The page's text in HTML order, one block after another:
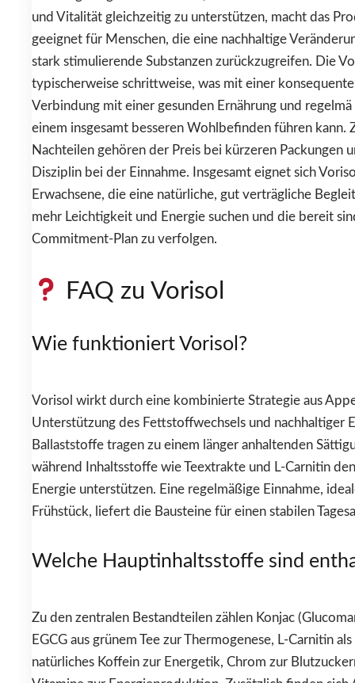
und Vitalität gleichzeitig zu unterstützen, macht das
geeignet für Menschen, die eine nachhaltige
stark stimulierende Substanzen zurückzugreifen. Die
typischerweise schrittweise, was mit einer
Verbindung mit einer gesunden Ernährung und
einem insgesamt besseren Wohlbefinden führen kann.
Nachteilen gehören der Preis bei kürzeren Packungen
Disziplin bei der Einnahme. Insgesamt eignet sich
Erwachsene, die eine natürliche, gut verträgliche
mehr Leichtigkeit und Energie suchen und die bereit
Commitment-Plan zu verfolgen.
FAQ zu Vorisol
Wie funktioniert Vorisol?
Vorisol wirkt durch eine kombinierte Strategie aus
Unterstützung des Fettstoffwechsels und nachhaltiger
Ballaststoffe tragen zu einem länger anhaltenden
während Inhaltsstoffe wie Teextrakte und L-Carnitin
Energie unterstützen. Eine regelmäßige Einnahme,
Frühstück, liefert die Bausteine für einen stabilen
Welche Hauptinhaltsstoffe sind
Zu den zentralen Bestandteilen zählen Konjac
EGCG aus grünem Tee zur Thermogenese, L-Carnitin
natürliches Koffein zur Energetik, Chrom zur